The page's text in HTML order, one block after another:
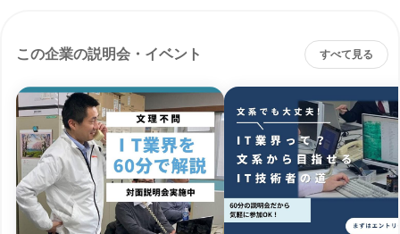
この企業の説明会・イベント すべて見る